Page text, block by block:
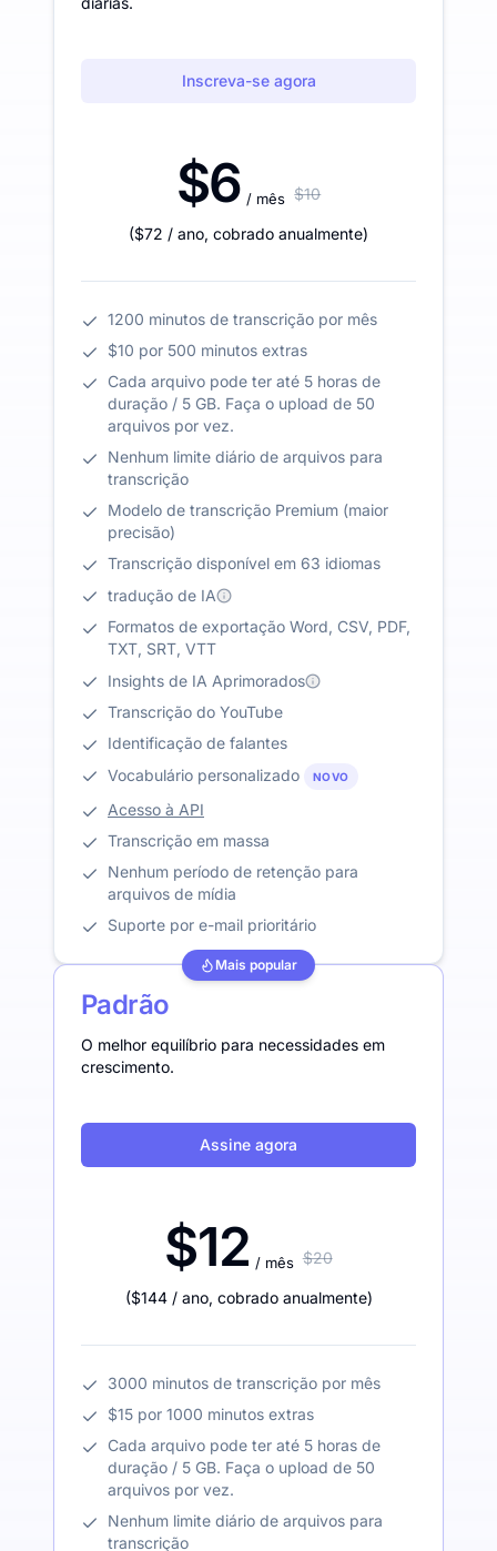
Inscreva-se agora
$6 / mês $10
($72 / ano, cobrado anualmente)
1200 minutos de transcrição por mês
$10 por 500 minutos extras
Cada arquivo pode ter até 5 horas de
duração / 5 GB. Faça o upload de 50
arquivos por vez.
Nenhum limite diário de arquivos para
transcrição
Modelo de transcrição Premium (maior
precisão)
Transcrição disponível em 63 idiomas
tradução de IA
Formatos de exportação Word, CSV, PDF,
TXT, SRT, VTT
Insights de IA Aprimorados
Transcrição do YouTube
Identificação de falantes
Vocabulário personalizado
NOVO
Acesso à API
Transcrição em massa
Nenhum período de retenção para
arquivos de mídia
Suporte por e-mail prioritário
Mais popular
Padrão
O melhor equilíbrio para necessidades em
crescimento.
Assine agora
$12 / mês $20
($144 / ano, cobrado anualmente)
3000 minutos de transcrição por mês
$15 por 1000 minutos extras
Cada arquivo pode ter até 5 horas de
duração / 5 GB. Faça o upload de 50
arquivos por vez.
Nenhum limite diário de arquivos para
transcrição